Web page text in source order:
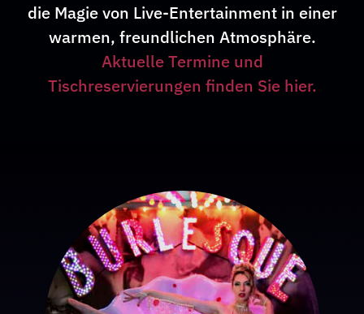
die Magie von Live-Entertainment in einer
warmen, freundlichen Atmosphäre.
Aktuelle Termine und
Tischreservierungen finden Sie hier.